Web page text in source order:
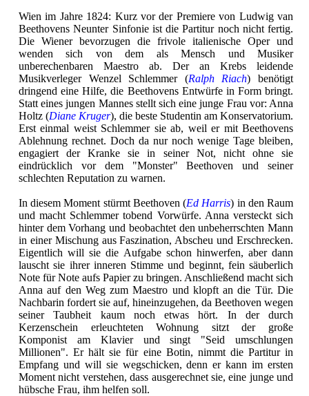
Wien im Jahre 1824: Kurz vor der Premiere von Ludwig van
Beethovens Neunter Sinfonie ist die Partitur noch nicht fertig.
Die Wiener bevorzugen die frivole italienische Oper und
wenden sich von dem als Mensch und Musiker
unberechenbaren Maestro ab. Der an Krebs leidende
Musikverleger Wenzel Schlemmer (Ralph Riach) benötigt
dringend eine Hilfe, die Beethovens Entwürfe in Form bringt.
Statt eines jungen Mannes stellt sich eine junge Frau vor: Anna
Holtz (Diane Kruger), die beste Studentin am Konservatorium.
Erst einmal weist Schlemmer sie ab, weil er mit Beethovens
Ablehnung rechnet. Doch da nur noch wenige Tage bleiben,
engagiert der Kranke sie in seiner Not, nicht ohne sie
eindrücklich vor dem "Monster" Beethoven und seiner
schlechten Reputation zu warnen.
In diesem Moment stürmt Beethoven (Ed Harris) in den Raum
und macht Schlemmer tobend Vorwürfe. Anna versteckt sich
hinter dem Vorhang und beobachtet den unbeherrschten Mann
in einer Mischung aus Faszination, Abscheu und Erschrecken.
Eigentlich will sie die Aufgabe schon hinwerfen, aber dann
lauscht sie ihrer inneren Stimme und beginnt, fein säuberlich
Note für Note aufs Papier zu bringen. Anschließend macht sich
Anna auf den Weg zum Maestro und klopft an die Tür. Die
Nachbarin fordert sie auf, hineinzugehen, da Beethoven wegen
seiner Taubheit kaum noch etwas hört. In der durch
Kerzenschein erleuchteten Wohnung sitzt der große
Komponist am Klavier und singt "Seid umschlungen
Millionen". Er hält sie für eine Botin, nimmt die Partitur in
Empfang und will sie wegschicken, denn er kann im ersten
Moment nicht verstehen, dass ausgerechnet sie, eine junge und
hübsche Frau, ihm helfen soll.